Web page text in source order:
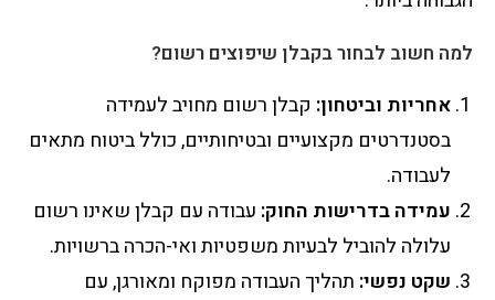
למה חשוב לבחור בקבלן שיפוצים רשום?
אחריות וביטחון: קבלן רשום מחויב לעמידה
בסטנדרטים מקצועיים ובטיחותיים, כולל ביטוח מתאים
לעבודה.
עמידה בדרישות החוק: עבודה עם קבלן שאינו רשום
עלולה להוביל לבעיות משפטיות ואי-הכרה ברשויות.
שקט נפשי: תהליך העבודה מפוקח ומאורגן, עם